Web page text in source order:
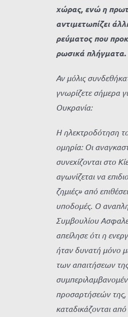
χώρας, ενώ η
αντιμετωπίζει
ρεύματος που
ρωσικά πλήγματα.
Αν μόλις
γνωρίζετε σήμερα
Ουκρανία:
Η ηλεκτροδότηση
ομηρία: Οι
συνεχίζονται στο
αγωνίζεται να
ζημιές» από
υποδομές. Ο
Συμβουλίου
απείλησε ότι η
ήταν δυνατή μόνο
των απαιτήσεων
προσαρτήσεών της,
καταδικάζονται